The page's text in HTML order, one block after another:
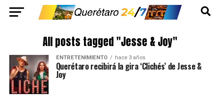
All posts tagged "Jesse & Joy"
ENTRETENIMIENTO hace 3 años
Querétaro recibirá la gira ‘Clichés’ de Jesse &
Joy